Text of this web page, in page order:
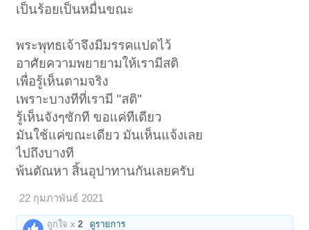
เป็นร้อยเป็นหมื่นขณะ
พระพุทธเจ้าจึงมีมรรคแปดไว้
อาศัยความพยายามให้เรามีสติ
เพื่อรู้เห็นตามจริง
เพราะบางทีที่เรามี "สติ"
รู้เห็นจังๆซักที ขอแค่ทีเดียว
มันใช้แค่ขณะเดียว มันเห็นแจ้งเลย
ไปถึงบางที
พ้นตัณหา สิ้นอุปาทานกันเลยครับ
22 กุมภาพันธ์ 2021
ถูกใจ x2 ดูรายการ